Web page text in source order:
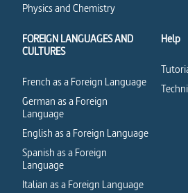
Physics and Chemistry
FOREIGN LANGUAGES AND
CULTURES
French as a Foreign Language
German as a Foreign
Language
English as a Foreign Language
Spanish as a Foreign
Language
Italian as a Foreign Language
Help